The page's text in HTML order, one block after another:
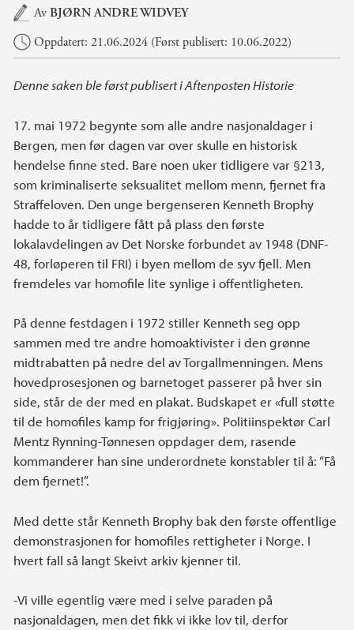
Hovedinnhold
AvBJØRN ANDRE WIDVEY
Oppdatert: 21.06.2024 (Først publisert: 10.06.2022)
Denne saken ble først publisert i Aftenposten Historie
17. mai 1972 begynte som alle andre nasjonaldager i
Bergen, men før dagen var over skulle en historisk
hendelse finne sted. Bare noen uker tidligere var §213,
som kriminaliserte seksualitet mellom menn, fjernet fra
Straffeloven. Den unge bergenseren Kenneth Brophy
hadde to år tidligere fått på plass den første
lokalavdelingen av Det Norske forbundet av 1948 (DNF-
48, forløperen til FRI) i byen mellom de syv fjell. Men
fremdeles var homofile lite synlige i offentligheten.
På denne festdagen i 1972 stiller Kenneth seg opp
sammen med tre andre homoaktivister i den grønne
midtrabatten på nedre del av Torgallmenningen. Mens
hovedprosesjonen og barnetoget passerer på hver sin
side, står de der med en plakat. Budskapet er «full støtte
til de homofiles kamp for frigjøring». Politiinspektør Carl
Mentz Rynning-Tønnesen oppdager dem, rasende
kommanderer han sine underordnete konstabler til å: “Få
dem fjernet!”.
Med dette står Kenneth Brophy bak den første offentlige
demonstrasjonen for homofiles rettigheter i Norge. I
hvert fall så langt Skeivt arkiv kjenner til.
-Vi ville egentlig være med i selve paraden på
nasjonaldagen, men det fikk vi ikke lov til, derfor